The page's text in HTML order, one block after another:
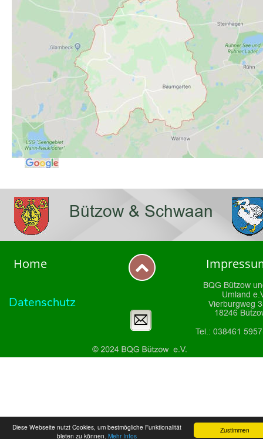
Zustimmen
Diese Webseite nutzt Cookies, um bestmögliche Funktionalität
bieten zu können. Mehr Infos
Bützow & Schwaan
Home
BQG Bützow
Umland
Vierburgweg
18246
Tel.: 038461
Datenschutz